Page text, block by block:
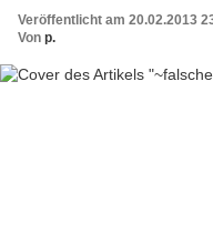
Veröffentlicht am 20.02.2013
Von p.